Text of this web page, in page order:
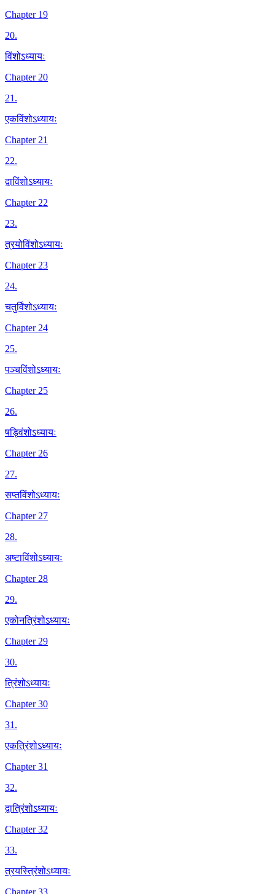
Chapter 19
20.
विंशोऽध्यायः
Chapter 20
21.
एकविंशोऽध्यायः
Chapter 21
22.
द्वाविंशोऽध्यायः
Chapter 22
23.
त्रयोविंशोऽध्यायः
Chapter 23
24.
चतुर्विंशोऽध्यायः
Chapter 24
25.
पञ्चविंशोऽध्यायः
Chapter 25
26.
षड्विंशोऽध्यायः
Chapter 26
27.
सप्तविंशोऽध्यायः
Chapter 27
28.
अष्टाविंशोऽध्यायः
Chapter 28
29.
एकोनत्रिंशोऽध्यायः
Chapter 29
30.
त्रिंशोऽध्यायः
Chapter 30
31.
एकत्रिंशोऽध्यायः
Chapter 31
32.
द्वात्रिंशोऽध्यायः
Chapter 32
33.
त्रयस्त्रिंशोऽध्यायः